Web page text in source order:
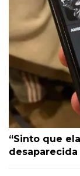
“Sinto que
desaparecida